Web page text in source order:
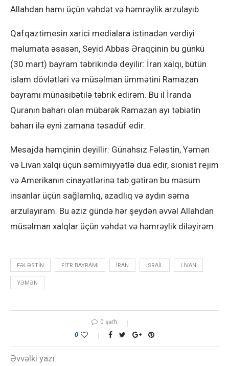
Allahdan hamı üçün vəhdət və həmrəylik arzulayıb.
Qafqaztimesin xarici medialara istinadən verdiyi
məlumata əsasən, Seyid Abbas Əraqçinin bu günkü
(30 mart) bayram təbrikində deyilir: İran xalqı, bütün
islam dövlətləri və müsəlman ümmətini Ramazan
bayramı münasibətilə təbrik edirəm. Bu il İranda
Quranın baharı olan mübarək Ramazan ayı təbiətin
baharı ilə eyni zamana təsadüf edir.
Mesajda həmçinin deyillir: Günahsız Fələstin, Yəmən
və Livan xalqı üçün səmimiyyətlə dua edir, sionist rejim
və Amerikanın cinayətlərinə tab gətirən bu məsum
insanlar üçün sağlamlıq, azadlıq və aydın səma
arzulayıram. Bu əziz gündə hər şeydən əvvəl Allahdan
müsəlman xalqlar üçün vəhdət və həmrəylik diləyirəm.
FƏLƏSTIN FITR BAYRAMI IRAN ISRAIL LIVAN
YƏMƏN
0 şərh
0
Əvvəlki yazı